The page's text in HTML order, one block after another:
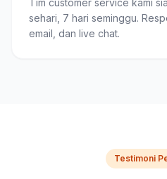
Tim customer service kami
sehari, 7 hari seminggu.
email, dan live chat.
Testimoni